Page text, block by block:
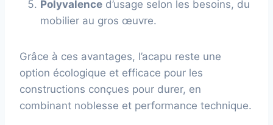
Polyvalence d’usage selon les besoins, du
mobilier au gros œuvre.
Grâce à ces avantages, l’acapu reste une
option écologique et efficace pour les
constructions conçues pour durer, en
combinant noblesse et performance technique.